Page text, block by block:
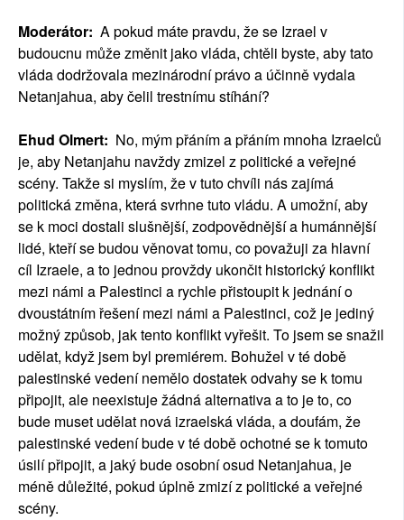
Moderátor: A pokud máte pravdu, že se Izrael v
budoucnu může změnit jako vláda, chtěli byste, aby tato
vláda dodržovala mezinárodní právo a účinně vydala
Netanjahua, aby čelil trestnímu stíhání?
Ehud Olmert: No, mým přáním a přáním mnoha Izraelců
je, aby Netanjahu navždy zmizel z politické a veřejné
scény. Takže si myslím, že v tuto chvíli nás zajímá
politická změna, která svrhne tuto vládu. A umožní, aby
se k moci dostali slušnější, zodpovědnější a humánnější
lidé, kteří se budou věnovat tomu, co považuji za hlavní
cíl Izraele, a to jednou provždy ukončit historický konflikt
mezi námi a Palestinci a rychle přistoupit k jednání o
dvoustátním řešení mezi námi a Palestinci, což je jediný
možný způsob, jak tento konflikt vyřešit. To jsem se snažil
udělat, když jsem byl premiérem. Bohužel v té době
palestinské vedení nemělo dostatek odvahy se k tomu
připojit, ale neexistuje žádná alternativa a to je to, co
bude muset udělat nová izraelská vláda, a doufám, že
palestinské vedení bude v té době ochotné se k tomuto
úsilí připojit, a jaký bude osobní osud Netanjahua, je
méně důležité, pokud úplně zmizí z politické a veřejné
scény.